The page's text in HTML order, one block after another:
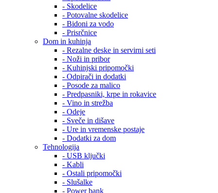
- Skodelice
- Potovalne skodelice
- Bidoni za vodo
- Prisrčnice
Dom in kuhinja
- Rezalne deske in servirni seti
- Noži in pribor
- Kuhinjski pripomočki
- Odpirači in dodatki
- Posode za malico
- Predpasniki, krpe in rokavice
- Vino in strežba
- Odeje
- Sveče in dišave
- Ure in vremenske postaje
- Dodatki za dom
Tehnologija
- USB ključki
- Kabli
- Ostali pripomočki
- Slušalke
- Power bank